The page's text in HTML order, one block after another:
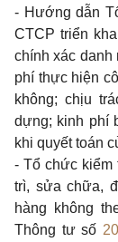
- Hướng dẫn
CTCP triển
chính xác
phí thực hiện
không; chịu
dựng; kinh phí
khi quyết toán
- Tổ chức kiểm
trì, sửa chữa,
hàng không
Thông tư số